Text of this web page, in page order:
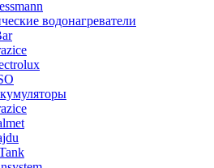
водонагреватели